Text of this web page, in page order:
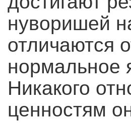
нуворишей
отличаются
нормальное
Никакого
ценностям